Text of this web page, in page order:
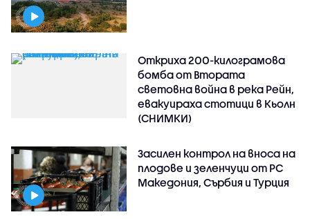
Откриха 200-килограмова
бомба от Втората
световна война в река Рейн,
евакуираха стотици в Кьолн
(СНИМКИ)
Засилен контрол на вноса на
плодове и зеленчуци от РС
Македония, Сърбия и Турция